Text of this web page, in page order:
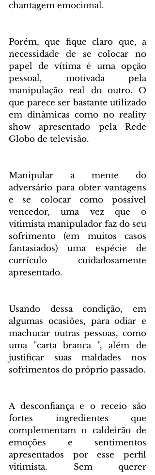
chantagem emocional.
Porém, que fique claro que, a
necessidade de se colocar no
papel de vítima é uma opção
pessoal, motivada pela
manipulação real do outro. O
que parece ser bastante utilizado
em dinâmicas como no reality
show apresentado pela Rede
Globo de televisão.
Manipular a mente do
adversário para obter vantagens
e se colocar como possível
vencedor, uma vez que o
vitimista manipulador faz do seu
sofrimento (em muitos casos
fantasiados) uma espécie de
currículo cuidadosamente
apresentado.
Usando dessa condição, em
algumas ocasiões, para odiar e
machucar outras pessoas, como
uma "carta branca ", além de
justificar suas maldades nos
sofrimentos do próprio passado.
A desconfiança e o receio são
fortes ingredientes que
complementam o caldeirão de
emoções e sentimentos
apresentados por esse perfil
vitimista. Sem querer